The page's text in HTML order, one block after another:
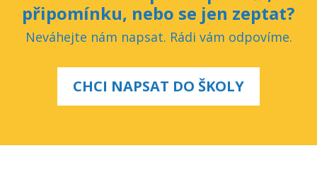
připomínku, nebo se jen zeptat?
Neváhejte nám napsat. Rádi vám odpovíme.
CHCI NAPSAT DO ŠKOLY